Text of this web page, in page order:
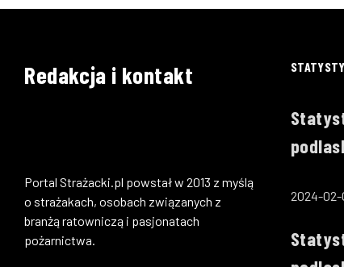
Redakcja i kontakt
Portal Strażacki.pl powstał w 2013 z myślą
o strażakach, osobach związanych z
branżą ratowniczą i pasjonatach
pożarnictwa.
2024-02-